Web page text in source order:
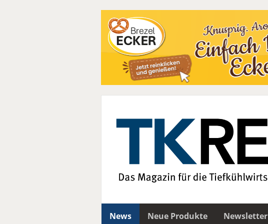
News Neue Produkte Newsletter